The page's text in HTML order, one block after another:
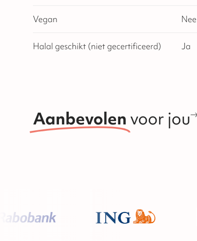
Vegan Nee
Halal geschikt (niet gecertificeerd) Ja
Aanbevolen voor jou